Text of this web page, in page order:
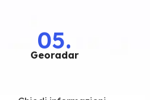
05.
Georadar